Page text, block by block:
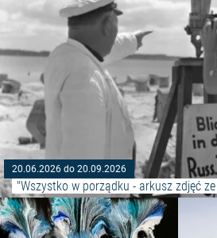
20.06.2026 do 20.09.2026
"Wszystko w porządku - arkusz zdjęć